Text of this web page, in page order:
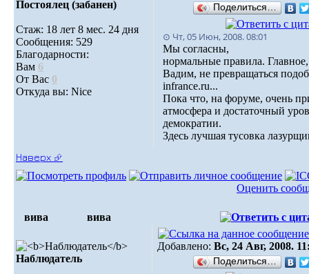
Постоялец (забанен)
Стаж: 18 лет 8 мес. 24 дня
Сообщения: 529
Благодарности:
Вам 6
От Вас 0
Откуда вы: Nice
Поделиться…
⊙ Чт, 05 Июн, 2008. 08:01
Мы согласны,
нормальные правила. Главное,
Вадим, не превращаться
infrance.ru...
Пока что, на форуме, очень
атмосфера и достаточный
демократии.
Здесь лучшая тусовка
Наверх ⮵
Оценить
вива вива
Наблюдатель
Добавлено: Вс, 24 Авг, 2008.
Поделиться…